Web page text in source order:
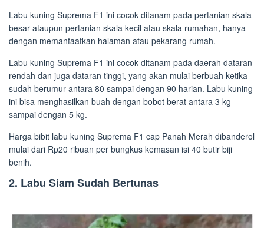
Labu kuning Suprema F1 ini cocok ditanam pada pertanian skala
besar ataupun pertanian skala kecil atau skala rumahan, hanya
dengan memanfaatkan halaman atau pekarang rumah.
Labu kuning Suprema F1 ini cocok ditanam pada daerah dataran
rendah dan juga dataran tinggi, yang akan mulai berbuah ketika
sudah berumur antara 80 sampai dengan 90 harian. Labu kuning
ini bisa menghasilkan buah dengan bobot berat antara 3 kg
sampai dengan 5 kg.
Harga bibit labu kuning Suprema F1 cap Panah Merah dibanderol
mulai dari Rp20 ribuan per bungkus kemasan isi 40 butir biji
benih.
2. Labu Siam Sudah Bertunas